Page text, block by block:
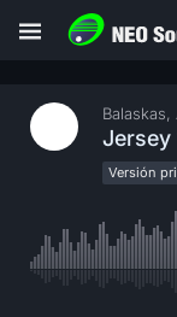
Jersey
Versión